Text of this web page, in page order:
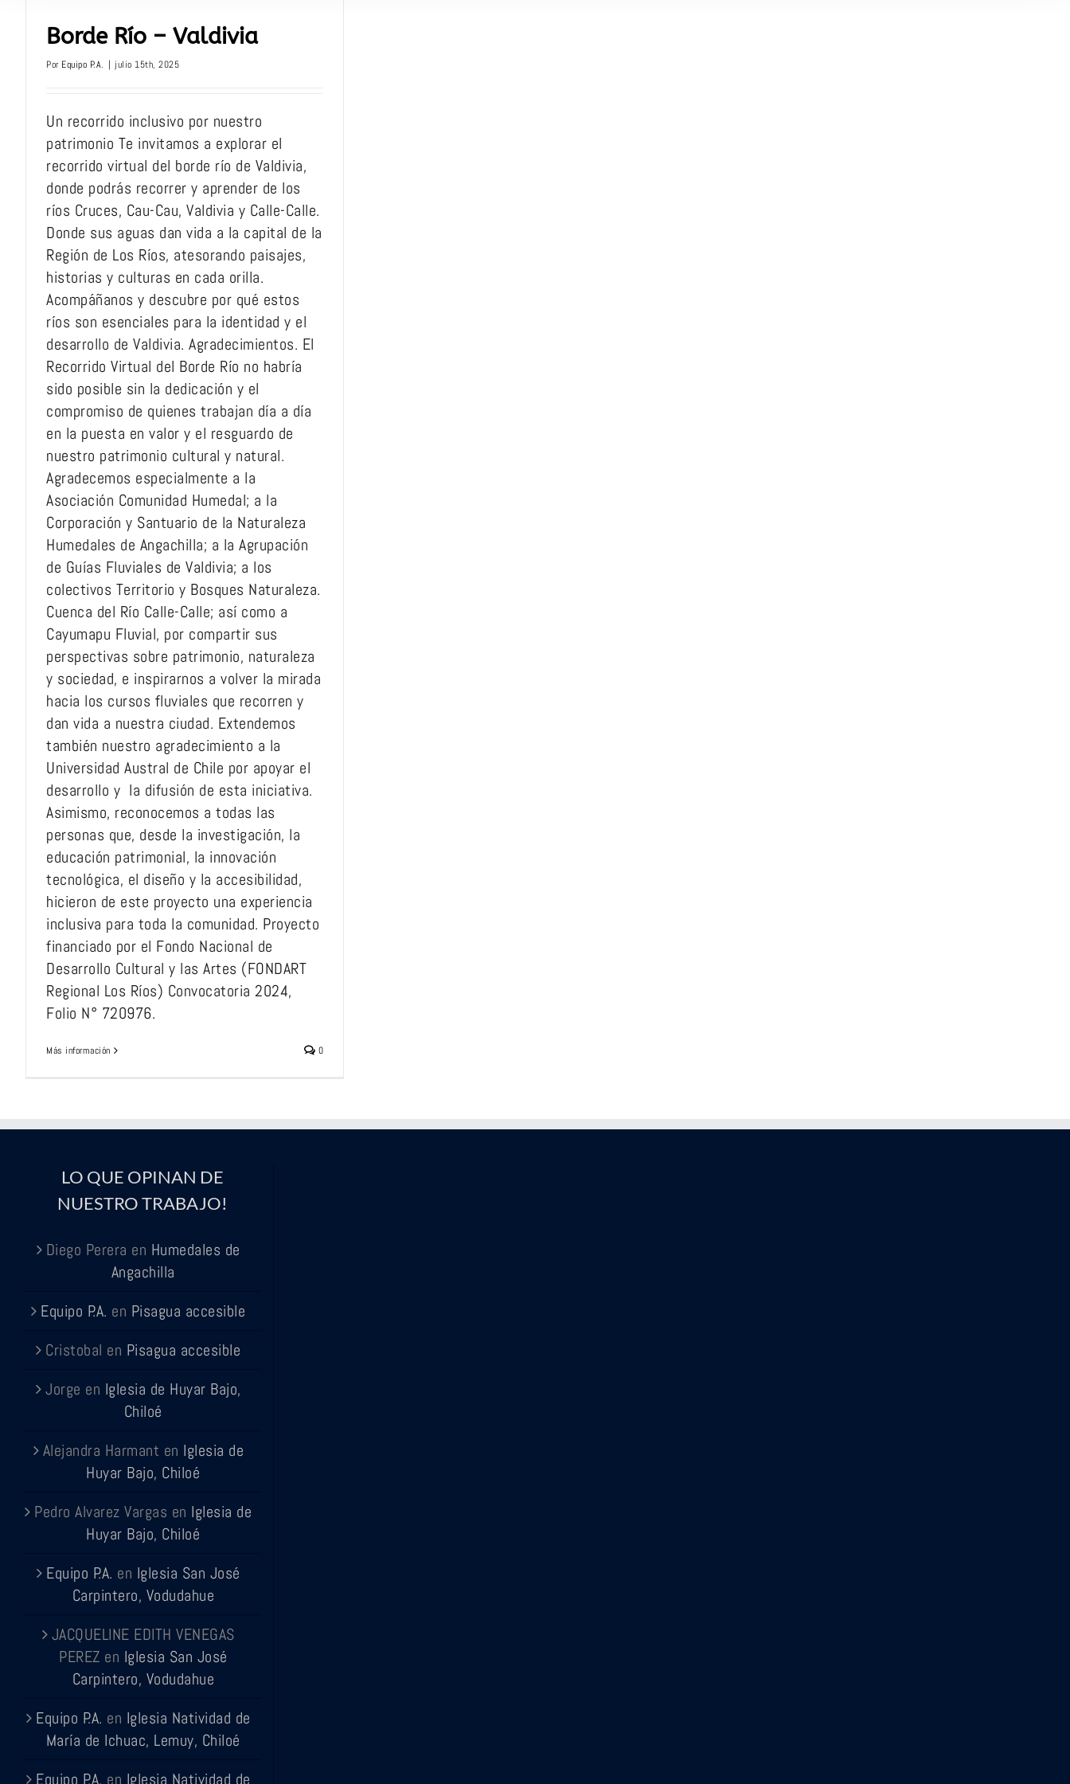
Borde Río – Valdivia
Por Equipo P.A. | julio 15th, 2025
Un recorrido inclusivo por nuestro
patrimonio Te invitamos a explorar el
recorrido virtual del borde río de Valdivia,
donde podrás recorrer y aprender de los
ríos Cruces, Cau-Cau, Valdivia y Calle-Calle.
Donde sus aguas dan vida a la capital de la
Región de Los Ríos, atesorando paisajes,
historias y culturas en cada orilla.
Acompáñanos y descubre por qué estos
ríos son esenciales para la identidad y el
desarrollo de Valdivia. Agradecimientos. El
Recorrido Virtual del Borde Río no habría
sido posible sin la dedicación y el
compromiso de quienes trabajan día a día
en la puesta en valor y el resguardo de
nuestro patrimonio cultural y natural.
Agradecemos especialmente a la
Asociación Comunidad Humedal; a la
Corporación y Santuario de la Naturaleza
Humedales de Angachilla; a la Agrupación
de Guías Fluviales de Valdivia; a los
colectivos Territorio y Bosques Naturaleza.
Cuenca del Río Calle-Calle; así como a
Cayumapu Fluvial, por compartir sus
perspectivas sobre patrimonio, naturaleza
y sociedad, e inspirarnos a volver la mirada
hacia los cursos fluviales que recorren y
dan vida a nuestra ciudad. Extendemos
también nuestro agradecimiento a la
Universidad Austral de Chile por apoyar el
desarrollo y la difusión de esta iniciativa.
Asimismo, reconocemos a todas las
personas que, desde la investigación, la
educación patrimonial, la innovación
tecnológica, el diseño y la accesibilidad,
hicieron de este proyecto una experiencia
inclusiva para toda la comunidad. Proyecto
financiado por el Fondo Nacional de
Desarrollo Cultural y las Artes (FONDART
Regional Los Ríos) Convocatoria 2024,
Folio N° 720976.
Más información 0
LO QUE OPINAN DE
NUESTRO TRABAJO!
Diego Perera en Humedales de
Angachilla
Equipo P.A. en Pisagua accesible
Cristobal en Pisagua accesible
Jorge en Iglesia de Huyar Bajo,
Chiloé
Alejandra Harmant en Iglesia de
Huyar Bajo, Chiloé
Pedro Alvarez Vargas en Iglesia de
Huyar Bajo, Chiloé
Equipo P.A. en Iglesia San José
Carpintero, Vodudahue
JACQUELINE EDITH VENEGAS
PEREZ en Iglesia San José
Carpintero, Vodudahue
Equipo P.A. en Iglesia Natividad de
María de Ichuac, Lemuy, Chiloé
Equipo P.A. en Iglesia Natividad de